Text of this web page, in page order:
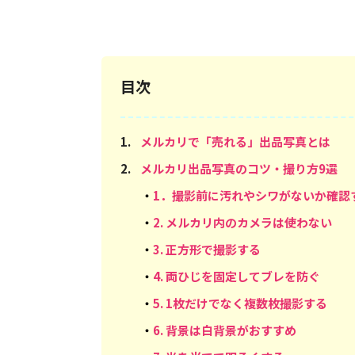
目次
1.
メルカリで「売れる」出品写真とは
2.
メルカリ出品写真のコツ・撮り方9選
・ 1．撮影前に汚れやシワがないか確認
・ 2. メルカリ内のカメラは使わない
・ 3. 正方形で撮影する
・ 4. 両ひじを固定してブレを防ぐ
・ 5. 1枚だけでなく複数枚撮影する
・ 6. 背景は白背景がおすすめ